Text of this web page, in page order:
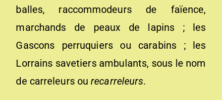
balles, raccommodeurs de faïence,
marchands de peaux de lapins ; les
Gascons perruquiers ou carabins ; les
Lorrains savetiers ambulants, sous le nom
de carreleurs ourecarreleurs.